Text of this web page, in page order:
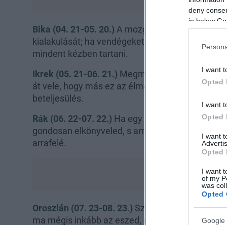
deny
in below
I want
Opted
I want
Opted
I want
Opted
I want
of my
was
Opted
Google
Bika (04. 21-05. 20.) A mozgásszegény
kialakulását; ha vendégeket vársz, időben kezdj
mindent kézben tartani.
Ikrek (05. 21-06. 21.) Megmondhatod vagy
át vele, hogy más ez az élmény, nem egy múló
beteljesülés.
Rák (06. 22-07. 22.) Ha egy ingatlanügylet vagy
gondosan elkönyveled, s amikor tisztába jössz
arrafelé.
Oroszlán (07. 23-08. 23.) Szenvedélyes
ma mégis inkább az eszed, nem az érzelmeid